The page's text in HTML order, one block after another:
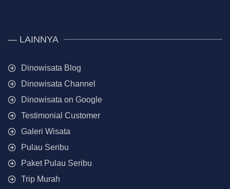
— LAINNYA
Dinowisata Blog
Dinowisata Channel
Dinowisata on Google
Testimonial Customer
Galeri Wisata
Pulau Seribu
Paket Pulau Seribu
Trip Murah